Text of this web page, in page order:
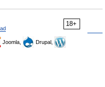
18+
Joomla,
Drupal,